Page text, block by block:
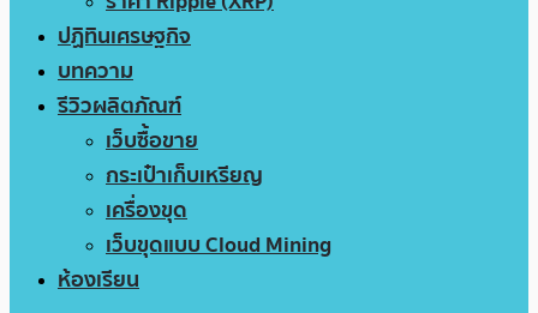
ปฏิทินเศรษฐกิจ
บทความ
รีวิวผลิตภัณฑ์
เว็บซื้อขาย
กระเป๋าเก็บเหรียญ
เครื่องขุด
เว็บขุดแบบ Cloud Mining
ห้องเรียน